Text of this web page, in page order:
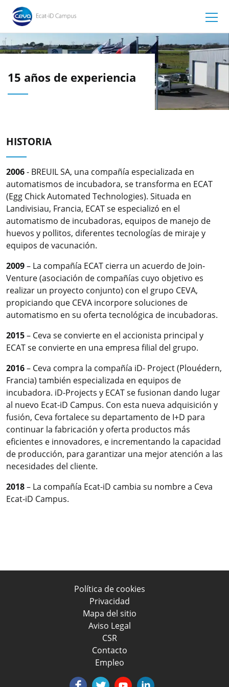
15 años de experiencia
HISTORIA
2006- BREUIL SA, una compañía especializada en
automatismos de incubadora, se transforma en ECAT
(Egg Chick Automated Technologies). Situada en
Landivisiau, Francia, ECAT se especializó en el
automatismo de incubadoras, equipos de manejo de
huevos y pollitos, diferentes tecnologías de miraje y
equipos de vacunación.
2009– La compañía ECAT cierra un acuerdo de Join-
Venture (asociación de compañías cuyo objetivo es
realizar un proyecto conjunto) con el grupo CEVA,
propiciando que CEVA incorpore soluciones de
automatismo en su oferta tecnológica de incubadoras.
2015– Ceva se convierte en el accionista principal y
ECAT se convierte en una empresa filial del grupo.
2016– Ceva compra la compañía iD- Project (Plouédern,
Francia) también especializada en equipos de
incubadora. iD-Projects y ECAT se fusionan dando lugar
al nuevo Ecat-iD Campus. Con esta nueva adquisición y
fusión, Ceva fortalece su departamento de I+D para
continuar la fabricación y oferta productos más
eficientes e innovadores, e incrementando la capacidad
de producción, para garantizar una mejor atención a las
necesidades del cliente.
2018– La compañía Ecat-iD cambia su nombre a Ceva
Ecat-iD Campus.
Política de cookies
Privacidad
Mapa del sitio
Aviso Legal
CSR
Contacto
Empleo